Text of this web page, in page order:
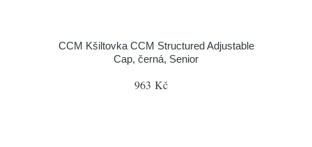
CCM Kšiltovka CCM Structured Adjustable
Cap, černá, Senior
963 Kč